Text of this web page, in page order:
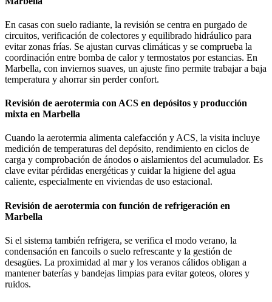
En casas con suelo radiante, la revisión se centra en purgado de
circuitos, verificación de colectores y equilibrado hidráulico para
evitar zonas frías. Se ajustan curvas climáticas y se comprueba la
coordinación entre bomba de calor y termostatos por estancias. En
Marbella, con inviernos suaves, un ajuste fino permite trabajar a baja
temperatura y ahorrar sin perder confort.
Revisión de aerotermia con ACS en depósitos y producción
mixta en Marbella
Cuando la aerotermia alimenta calefacción y ACS, la visita incluye
medición de temperaturas del depósito, rendimiento en ciclos de
carga y comprobación de ánodos o aislamientos del acumulador. Es
clave evitar pérdidas energéticas y cuidar la higiene del agua
caliente, especialmente en viviendas de uso estacional.
Revisión de aerotermia con función de refrigeración en
Marbella
Si el sistema también refrigera, se verifica el modo verano, la
condensación en fancoils o suelo refrescante y la gestión de
desagües. La proximidad al mar y los veranos cálidos obligan a
mantener baterías y bandejas limpias para evitar goteos, olores y
ruidos.